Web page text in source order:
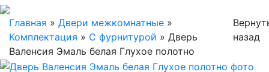
Главная » Двери межкомнатные »
Комплектация » С фурнитурой » Дверь
Валенсия Эмаль белая Глухое полотно
назад